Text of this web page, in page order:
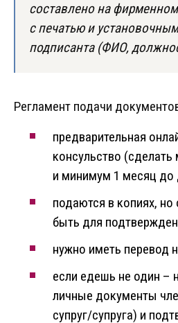
составлено на
с печатью и
подписанта (ФИО,
Регламент подачи
предварительная
консульство
и минимум 1 месяц
подаются в копиях,
быть для
нужно иметь перевод
если едешь не один –
личные документы
супруг/супруга) и